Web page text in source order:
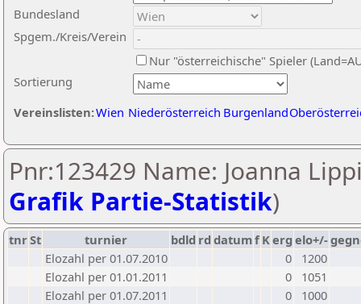
Sortierung
Bundesland
Spgem./Kreis/Verein
Nur "österreichische" Spieler
Vereinslisten:Wien Niederösterreich Burgenland
Pnr:123429 Name: Joanna
Grafik Partie-Statistik)
tnrSt turnier bdld rd datumf Kerg elo+/-
Elozahl per 01.07.2010
0
1200
Elozahl per 01.01.2011
0
1051
Elozahl per 01.07.2011
0
1000